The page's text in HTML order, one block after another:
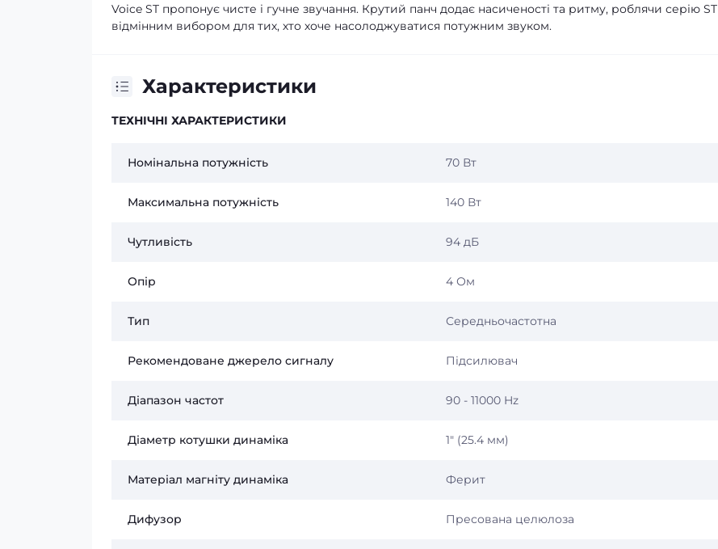
Voice ST пропонує чисте і гучне звучання. Крутий панч додає насиченості та ритму, роблячи серію ST
відмінним вибором для тих, хто хоче насолоджуватися потужним звуком.
Характеристики
ТЕХНІЧНІ ХАРАКТЕРИСТИКИ
Номінальна потужність 70 Вт
Максимальна потужність 140 Вт
Чутливість 94 дБ
Опір 4 Ом
Тип Середньочастотна
Рекомендоване джерело сигналу Підсилювач
Діапазон частот 90 - 11000 Hz
Діаметр котушки динаміка 1″ (25.4 мм)
Матеріал магніту динаміка Ферит
Дифузор Пресована целюлоза